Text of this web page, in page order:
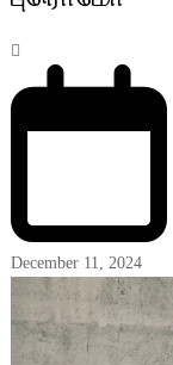
December 11, 2024